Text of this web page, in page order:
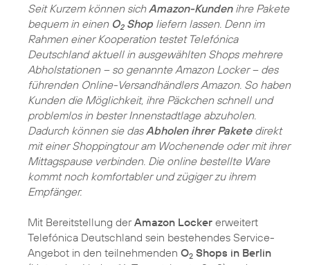
Seit Kurzem können sichAmazon-Kundenihre Pakete
bequem in einen O2Shop liefern lassen. Denn im
Rahmen einer Kooperation testet Telefónica
Deutschland aktuell in ausgewählten Shops mehrere
Abholstationen – so genannte Amazon Locker – des
führenden Online-Versandhändlers Amazon. So haben
Kunden die Möglichkeit, ihre Päckchen schnell und
problemlos in bester Innenstadtlage abzuholen.
Dadurch können sie dasAbholen ihrer Paketedirekt
mit einer Shoppingtour am Wochenende oder mit ihrer
Mittagspause verbinden. Die online bestellte Ware
kommt noch komfortabler und zügiger zu ihrem
Empfänger.
Mit Bereitstellung derAmazon Locker erweitert
Telefónica Deutschland sein bestehendes Service-
Angebot in den teilnehmenden O2 Shops in Berlin